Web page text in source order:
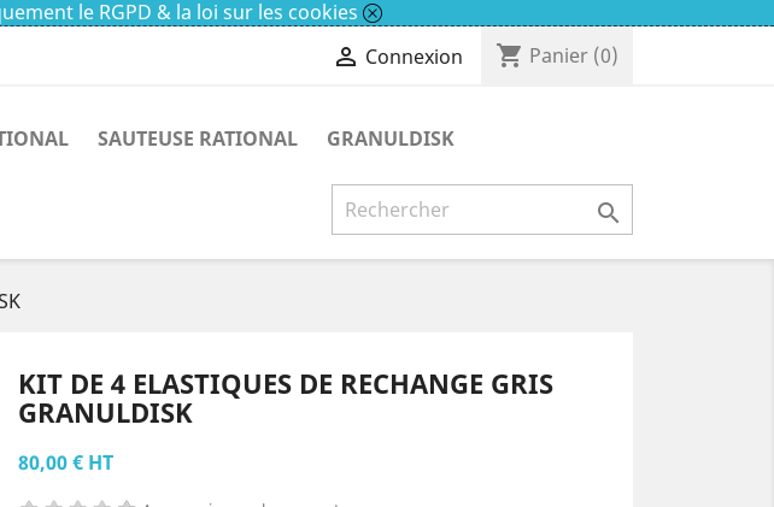
le RGPD & la loi sur les cookies
 Connexion shopping_cart Panier (0)
SAUTEUSE RATIONAL GRANULDISK

KIT DE 4 ELASTIQUES DE RECHANGE GRIS
GRANULDISK
80,00 € HT